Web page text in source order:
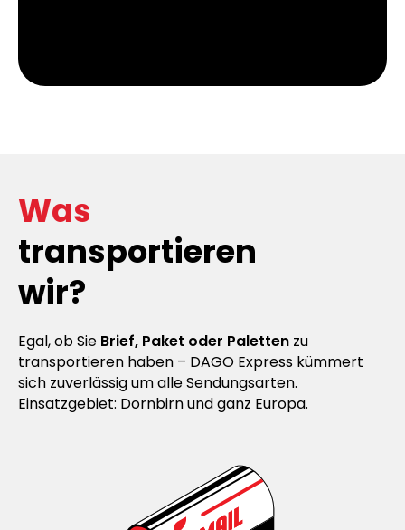
Was
transportieren
wir?
Egal, ob Sie Brief, Paket oder Paletten zu
transportieren haben – DAGO Express kümmert
sich zuverlässig um alle Sendungsarten.
Einsatzgebiet: Dornbirn und ganz Europa.